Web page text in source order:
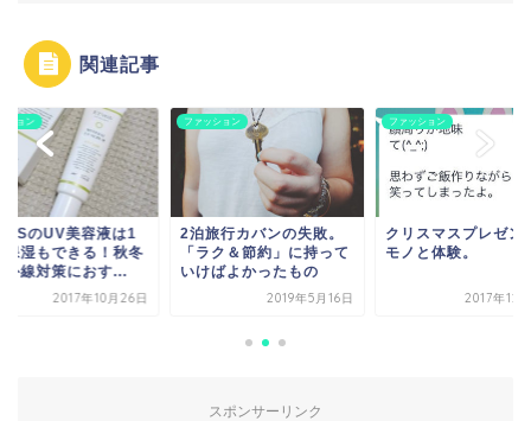
関連記事
ション
行カバンの失敗。
ク＆節約」に持って
ばよかったもの
2019年5月16日
ファッション
クリスマスプレゼントは
モノと体験。
2017年12月19日
ファッション
ETVOSのUV美容液
本で保湿もできる！
2017年10
スポンサーリンク